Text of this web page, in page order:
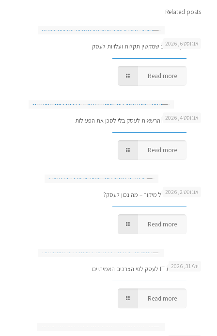
Related posts
אוגוסט 6, 2026
מיקור חוץ מחשוב שמקטין תקלות ועלויות לעסק
Read more
אוגוסט 4, 2026
ניהול משתמשים והרשאות לעסק בלי לסכן את הפעילות
Read more
אוגוסט 2, 2026
מנהל IT פנימי מול מיקור – מה נכון לעסק?
Read more
יולי 31, 2026
התאמת חבילת IT לעסק לפי הצרכים האמיתיים
Read more